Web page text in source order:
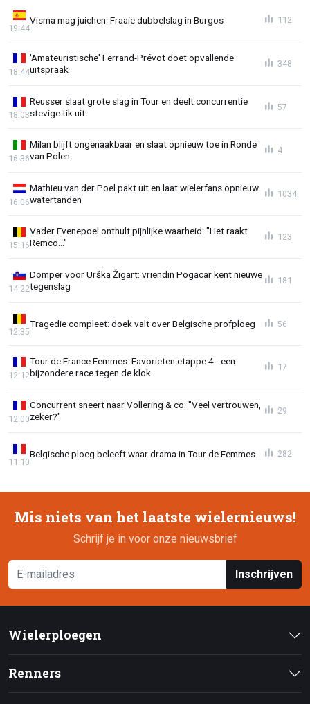
Visma mag juichen: Fraaie dubbelslag in Burgos
19:44
112
'Amateuristische' Ferrand-Prévot doet opvallende
uitspraak
18:44
348
Reusser slaat grote slag in Tour en deelt concurrentie
stevige tik uit
18:03
57
Milan blijft ongenaakbaar en slaat opnieuw toe in Ronde
van Polen
16:36
4
Mathieu van der Poel pakt uit en laat wielerfans opnieuw
watertanden
16:06
1034
Vader Evenepoel onthult pijnlijke waarheid: "Het raakt
Remco..."
15:16
123
Domper voor Urška Žigart: vriendin Pogacar kent nieuwe
tegenslag
14:22
181
Tragedie compleet: doek valt over Belgische profploeg
12:35
56
Tour de France Femmes: Favorieten etappe 4 - een
bijzondere race tegen de klok
12:12
17
Concurrent sneert naar Vollering & co: "Veel vertrouwen,
zeker?"
12:00
29
Belgische ploeg beleeft waar drama in Tour de Femmes
11:10
282
Mis niets van het laatste wielernieuws!
Schrijf je in voor onze nieuwsbrief
Inschrijven
Wielerploegen
Renners